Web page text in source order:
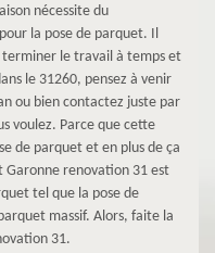
nécessite du
la pose de parquet. Il
terminer le travail à temps et
le 31260, pensez à venir
ou bien contactez juste par
voulez. Parce que cette
de parquet et en plus de ça
Garonne renovation 31 est
tel que la pose de
massif. Alors, faite la
31.